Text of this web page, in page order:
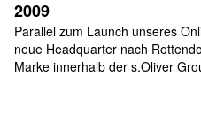
2009
Parallel zum Launch unseres
neue Headquarter nach
Marke innerhalb der s.Oliver